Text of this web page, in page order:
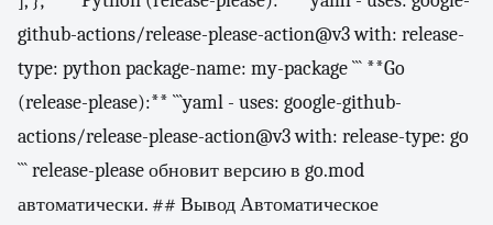
github-actions/release-please-action@v3 with: release-
type: python package-name: my-package ``` **Go
(release-please):** ```yaml - uses: google-github-
actions/release-please-action@v3 with: release-type: go
``` release-please обновит версию в go.mod
автоматически. ## Вывод Автоматическое